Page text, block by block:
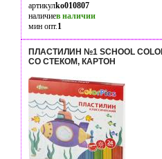
артикулko010807
наличиев наличии
мин опт.1
ПЛАСТИЛИН №1 SCHOOL
СО СТЕКОМ, КАРТОН